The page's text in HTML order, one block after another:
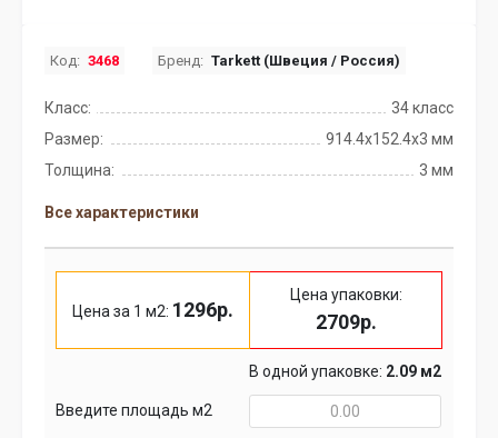
Код: 3468 Бренд: Tarkett (Швеция / Россия)
Класс:
34 класс
Размер:
914.4x152.4х3 мм
Толщина:
3 мм
Все характеристики
Цена за 1 м2: 1296р.
Цена упаковки:
2709р.
В одной упаковке: 2.09 м2
Введите площадь м2